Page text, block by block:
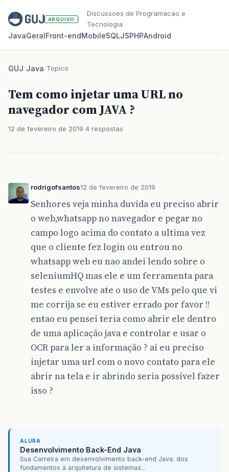
ARQUIVO
Discussoes de Programacao e
Tecnologia
JavaGeralFront‑endMobileSQLJSPHPAndroid
GUJ/Java/Topico
Tem como injetar uma URL no
navegador com JAVA ?
12 de fevereiro de 2019 4 respostas
rodrigofsantos12 de fevereiro de 2019
Senhores veja minha duvida eu preciso abrir
o web,whatsapp no navegador e pegar no
campo logo acima do contato a ultima vez
que o cliente fez login ou entrou no
whatsapp web eu nao andei lendo sobre o
seleniumHQ mas ele e um ferramenta para
testes e envolve ate o uso de VMs pelo que vi
me corrija se eu estiver errado por favor !!
entao eu pensei teria como abrir ele dentro
de uma aplicação java e controlar e usar o
OCR para ler a informação ? ai eu preciso
injetar uma url com o novo contato para ele
abrir na tela e ir abrindo seria possível fazer
isso ?
ALURA
Desenvolvimento Back-End Java
Sua Carreira em desenvolvimento back-end Java: dos
fundamentos à arquitetura de sistemas...